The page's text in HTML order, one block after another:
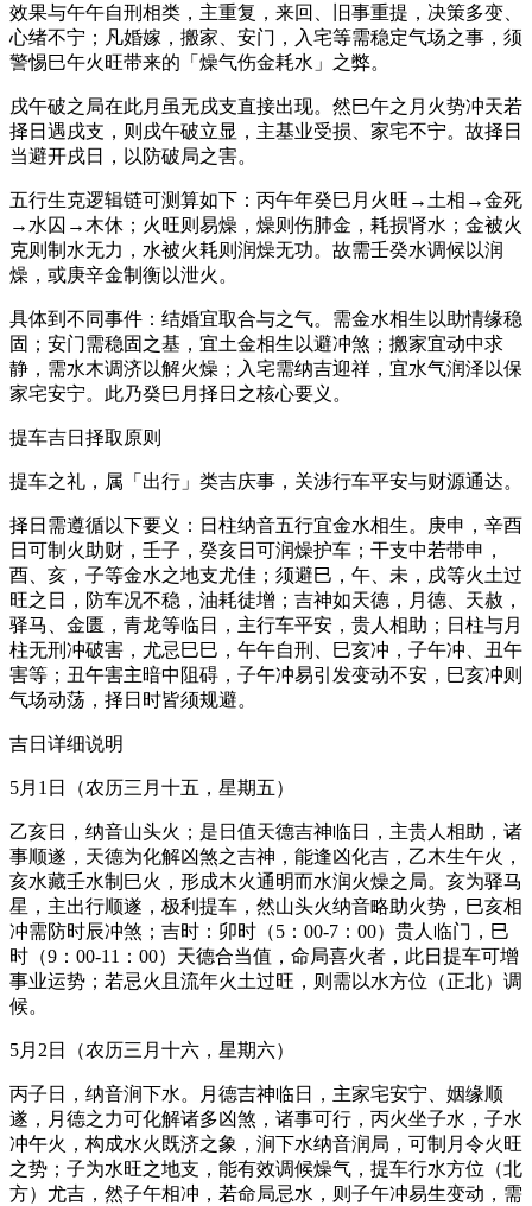
效果与午午自刑相类，主重复，来回、旧事重提，决策多变、
心绪不宁；凡婚嫁，搬家、安门，入宅等需稳定气场之事，须
警惕巳午火旺带来的「燥气伤金耗水」之弊。
戌午破之局在此月虽无戌支直接出现。然巳午之月火势冲天若
择日遇戌支，则戌午破立显，主基业受损、家宅不宁。故择日
当避开戌日，以防破局之害。
五行生克逻辑链可测算如下：丙午年癸巳月火旺→土相→金死
→水囚→木休；火旺则易燥，燥则伤肺金，耗损肾水；金被火
克则制水无力，水被火耗则润燥无功。故需壬癸水调候以润
燥，或庚辛金制衡以泄火。
具体到不同事件：结婚宜取合与之气。需金水相生以助情缘稳
固；安门需稳固之基，宜土金相生以避冲煞；搬家宜动中求
静，需水木调济以解火燥；入宅需纳吉迎祥，宜水气润泽以保
家宅安宁。此乃癸巳月择日之核心要义。
提车吉日择取原则
提车之礼，属「出行」类吉庆事，关涉行车平安与财源通达。
择日需遵循以下要义：日柱纳音五行宜金水相生。庚申，辛酉
日可制火助财，壬子，癸亥日可润燥护车；干支中若带申，
酉、亥，子等金水之地支尤佳；须避巳，午、未，戌等火土过
旺之日，防车况不稳，油耗徒增；吉神如天德，月德、天赦，
驿马、金匮，青龙等临日，主行车平安，贵人相助；日柱与月
柱无刑冲破害，尤忌巳巳，午午自刑、巳亥冲，子午冲、丑午
害等；丑午害主暗中阻碍，子午冲易引发变动不安，巳亥冲则
气场动荡，择日时皆须规避。
吉日详细说明
5月1日（农历三月十五，星期五）
乙亥日，纳音山头火；是日值天德吉神临日，主贵人相助，诸
事顺遂，天德为化解凶煞之吉神，能逢凶化吉，乙木生午火，
亥水藏壬水制巳火，形成木火通明而水润火燥之局。亥为驿马
星，主出行顺遂，极利提车，然山头火纳音略助火势，巳亥相
冲需防时辰冲煞；吉时：卯时（5：00-7：00）贵人临门，巳
时（9：00-11：00）天德合当值，命局喜火者，此日提车可增
事业运势；若忌火且流年火土过旺，则需以水方位（正北）调
候。
5月2日（农历三月十六，星期六）
丙子日，纳音涧下水。月德吉神临日，主家宅安宁、姻缘顺
遂，月德之力可化解诸多凶煞，诸事可行，丙火坐子水，子水
冲午火，构成水火既济之象，涧下水纳音润局，可制月令火旺
之势；子为水旺之地支，能有效调候燥气，提车行水方位（北
方）尤吉，然子午相冲，若命局忌水，则子午冲易生变动，需